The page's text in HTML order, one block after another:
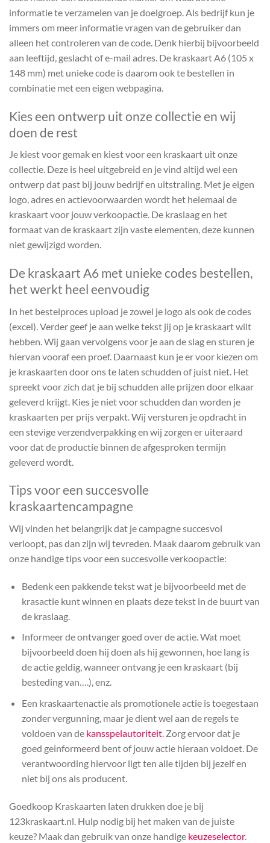
informatie te verzamelen van je doelgroep. Als bedrijf kun je
immers om meer informatie vragen van de gebruiker dan
alleen het controleren van de code. Denk hierbij bijvoorbeeld
aan leeftijd, geslacht of e-mail adres. De kraskaart A6 (105 x
148 mm) met unieke code is daarom ook te bestellen in
combinatie met een eigen webpagina.
Kies een ontwerp uit onze collectie en wij
doen de rest
Je kiest voor gemak en kiest voor een kraskaart uit onze
collectie. Deze is heel uitgebreid en je vind altijd wel een
ontwerp dat past bij jouw bedrijf en uitstraling. Met je eigen
logo, adres en actievoorwaarden wordt het helemaal de
kraskaart voor jouw verkoopactie. De kraslaag en het
formaat van de kraskaart zijn vaste elementen, deze kunnen
niet gewijzigd worden.
De kraskaart A6 met unieke codes bestellen,
het werkt heel eenvoudig
In het bestelproces upload je zowel je logo als ook de codes
(excel). Verder geef je aan welke tekst jij op je kraskaart wilt
hebben. Wij gaan vervolgens voor je aan de slag en sturen je
hiervan vooraf een proef. Daarnaast kun je er voor kiezen om
je kraskaarten door ons te laten schudden of juist niet. Het
spreekt voor zich dat je bij schudden alle prijzen door elkaar
geleverd krijgt. Kies je niet voor schudden dan worden je
kraskaarten per prijs verpakt. Wij versturen je opdracht in
een stevige verzendverpakking en wij zorgen er uiteraard
voor dat de productie binnen de afgesproken termijn
geleverd wordt.
Tips voor een succesvolle
kraskaartencampagne
Wij vinden het belangrijk dat je campagne succesvol
verloopt, pas dan zijn wij tevreden. Maak daarom gebruik van
onze handige tips voor een succesvolle verkoopactie:
Bedenk een pakkende tekst wat je bijvoorbeeld met de
krasactie kunt winnen en plaats deze tekst in de buurt van
de kraslaag.
Informeer de ontvanger goed over de actie. Wat moet
bijvoorbeeld doen hij doen als hij gewonnen, hoe lang is
de actie geldig, wanneer ontvang je een kraskaart (bij
besteding van….), enz.
Een kraskaartenactie als promotionele actie is toegestaan
zonder vergunning, maar je dient wel aan de regels te
voldoen van de kansspelautoriteit. Zorg ervoor dat je
goed geinformeerd bent of jouw actie hieraan voldoet. De
verantwoording hiervoor ligt ten alle tijden bij jezelf en
niet bij ons als producent.
Goedkoop Kraskaarten laten drukken doe je bij
123kraskaart.nl. Hulp nodig bij het maken van de juiste
keuze? Maak dan gebruik van onze handige keuzeselector.